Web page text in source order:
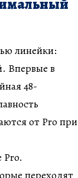
линейки:
Впервые в
48-
от Pro при
Pro.
переходят